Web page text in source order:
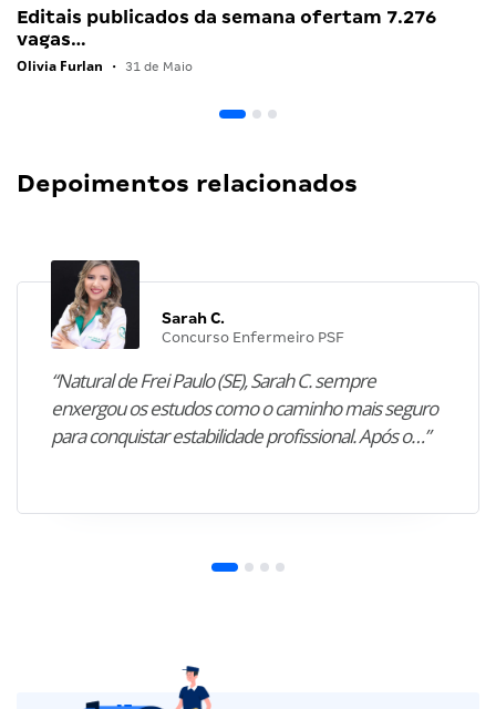
Editais publicados da semana ofertam 7.276
vagas…
Olivia Furlan • 31 de Maio
Depoimentos relacionados
Sarah C.
Concurso Enfermeiro PSF
“Natural de Frei Paulo (SE), Sarah C. sempre
enxergou os estudos como o caminho mais seguro
para conquistar estabilidade profissional. Após o…”